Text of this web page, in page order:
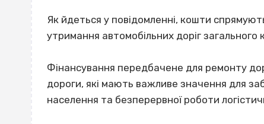
Як йдеться у повідомленні, кошти
утримання автомобільних доріг
Фінансування передбачене для ремонту
дороги, які мають важливе значення для
населення та безперервної роботи